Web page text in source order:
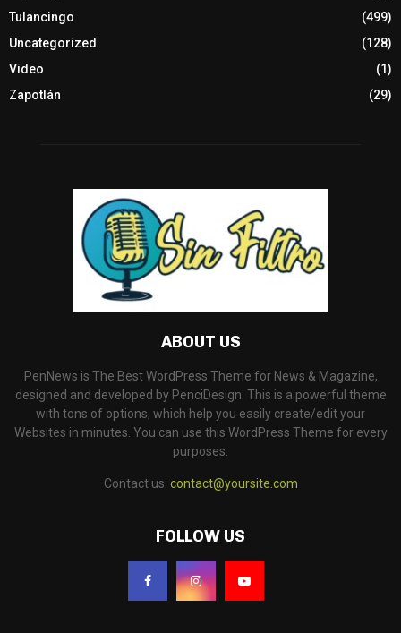
Tulancingo
(499)
Uncategorized
(128)
Video
(1)
Zapotlán
(29)
ABOUT US
PenNews is The Best WordPress Theme for News & Magazine,
designed and developed by PenciDesign. This is a powerful theme
with tons of options, which help you easily create/edit your
Websites in minutes. You can use this WordPress Theme for every
purposes.
Contact us: contact@yoursite.com
FOLLOW US